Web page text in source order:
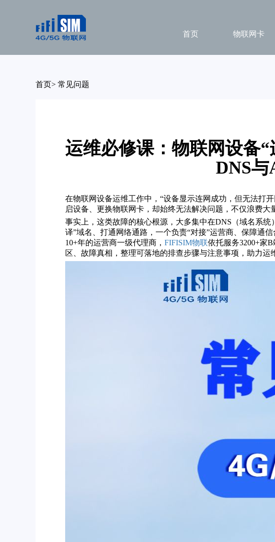
首页 物联网卡
首页> 常见问题
运维必修课：物联网设备
DNS
在物联网设备运维工作中，“设备显示连网成功，但无法打
启设备、更换物联网卡，却始终无法解决问题，不仅浪费
事实上，这类故障的核心根源，大多集中在DNS（域名系
译”域名、打通网络通路，一个负责“对接”运营商、保障通
10+年的运营商一级代理商， FIFISIM物联依托服务3200+家
区、故障真相，整理可落地的排查步骤与注意事项，助力